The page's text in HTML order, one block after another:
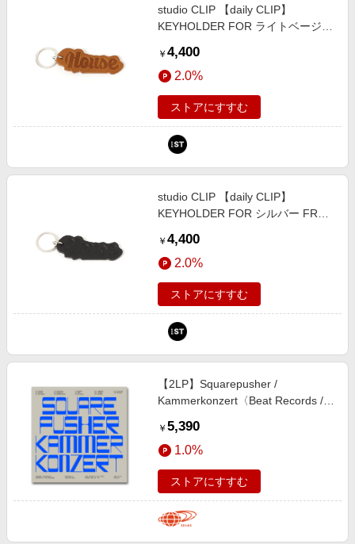
studio CLIP 【daily CLIP】
KEYHOLDER FOR ライトベージュ
リップ 1050216 and ST アンドエ
スティ（旧ドットエスティ）
￥ 4,400
2.0%
ストアにすすむ
studio CLIP 【daily CLIP】
KEYHOLDER FOR シルバー FREE
1050216 and ST アンドエスティ
（旧ドットエスティ）
￥ 4,400
2.0%
ストアにすすむ
【2LP】Squarepusher /
Kammerkonzert〈Beat Records /
RECORD ONE SIZE
￥ 5,390
1.0%
ストアにすすむ